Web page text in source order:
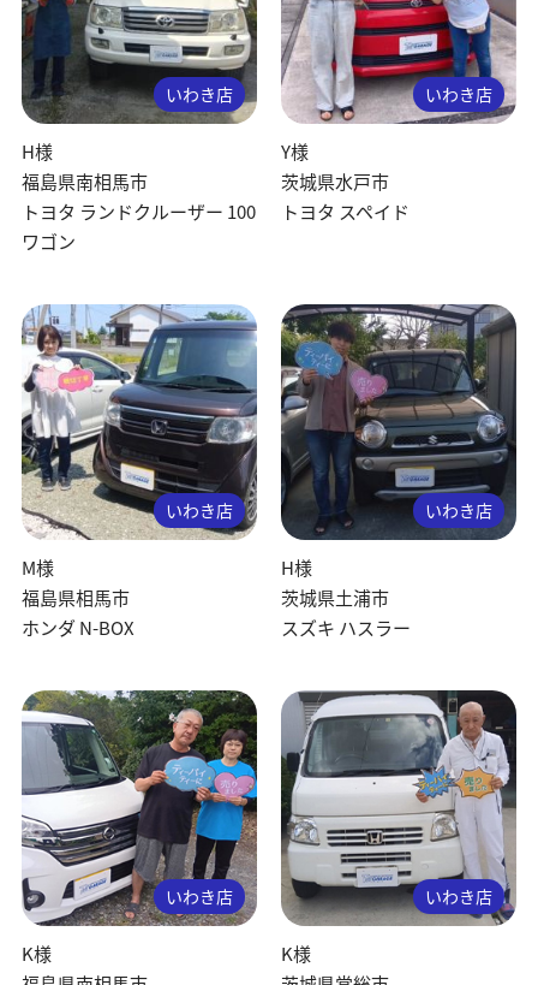
いわき店
H様
福島県南相馬市
トヨタ ランドクルーザー 100
ワゴン
いわき店
Y様
茨城県水戸市
トヨタ スペイド
いわき店
M様
福島県相馬市
ホンダ N-BOX
いわき店
H様
茨城県土浦市
スズキ ハスラー
いわき店
K様
いわき店
K様